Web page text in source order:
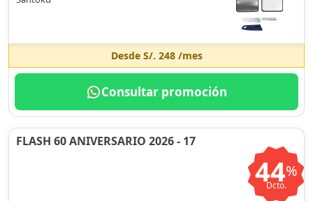
Desde S/. 248/mes
Consultar promoción
FLASH 60 ANIVERSARIO 2026 - 17
44%
Dcto.